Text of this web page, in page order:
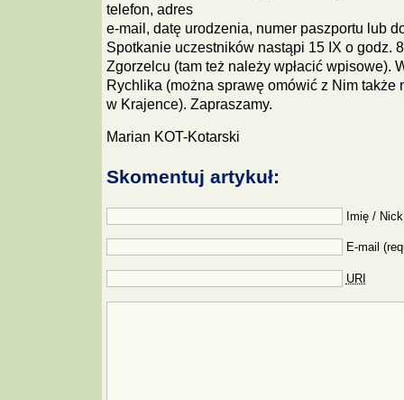
telefon, adres
e-mail, datę urodzenia, numer paszportu lub
Spotkanie uczestników nastąpi 15 IX o godz.
Zgorzelcu (tam też należy wpłacić wpisowe).
Rychlika (można sprawę omówić z Nim także
w Krajence). Zapraszamy.
Marian KOT-Kotarski
Skomentuj artykuł:
Imię /
E-mail
URI